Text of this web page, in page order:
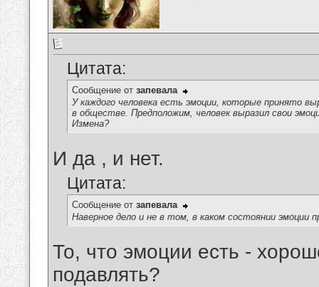
Цитата:
Сообщение от запевала
У каждого человека есть эмоции, которые принято
в обществе. Предположим, человек выразил свои
Измена?
И да , и нет.
Цитата:
Сообщение от запевала
Наверное дело и не в том, в каком состоянии
То, что эмоции есть -
подавлять?